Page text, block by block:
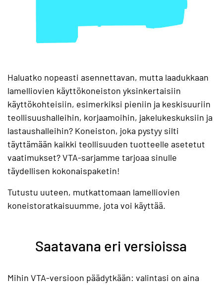
Haluatko nopeasti asennettavan, mutta laadukkaan
lamelliovien käyttökoneiston yksinkertaisiin
käyttökohteisiin, esimerkiksi pieniin ja keskisuuriin
teollisuushalleihin, korjaamoihin, jakelukeskuksiin ja
lastaushalleihin? Koneiston, joka pystyy silti
täyttämään kaikki teollisuuden tuotteelle asetetut
vaatimukset? VTA-sarjamme tarjoaa sinulle
täydellisen kokonaispaketin!
Tutustu uuteen, mutkattomaan lamelliovien
koneistoratkaisuumme, jota voi käyttää.
Saatavana eri versioissa
Mihin VTA-versioon päädytkään: valintasi on aina